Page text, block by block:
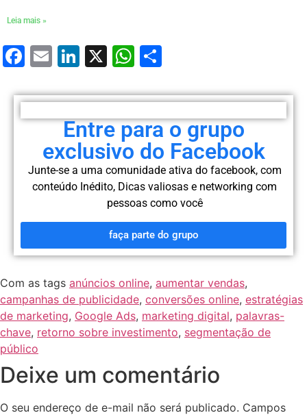
Leia mais »
Facebook
EmailLinkedIn
X WhatsApp
Entre para o grupo
exclusivo do Facebook
Junte-se a uma comunidade ativa do facebook, com
conteúdo Inédito, Dicas valiosas e networking com
pessoas como você
faça parte do grupo
Com as tags anúncios online, aumentar vendas,
campanhas de publicidade, conversões online, estratégias
de marketing, Google Ads, marketing digital, palavras-
chave, retorno sobre investimento, segmentação de
público
Deixe um comentário
O seu endereço de e-mail não será publicado. Campos